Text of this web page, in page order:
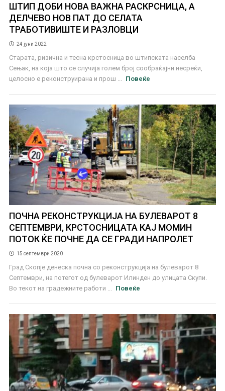
ШТИП ДОБИ НОВА ВАЖНА РАСКРСНИЦА, А
ДЕЛЧЕВО НОВ ПАТ ДО СЕЛАТА
ТРАБОТИВИШТЕ И РАЗЛОВЦИ
24 јуни 2022
Старата, ризична и тесна крстосница во штипската населба
Сењак, на која што се случија голем број сообраќајни несреќи,
целосно е реконструирана и прош ...
Повеќе
ПОЧНА РЕКОНСТРУКЦИЈА НА БУЛЕВАРОТ 8
СЕПТЕМВРИ, КРСТОСНИЦАТА КАЈ МОМИН
ПОТОК ЌЕ ПОЧНЕ ДА СЕ ГРАДИ НАПРОЛЕТ
15 септември 2020
Град Скопје денеска почна со реконструкција на булеварот 8
Септември, на потегот од булеварот Илинден до улицата Скупи.
Во текот на градежните работи ...
Повеќе